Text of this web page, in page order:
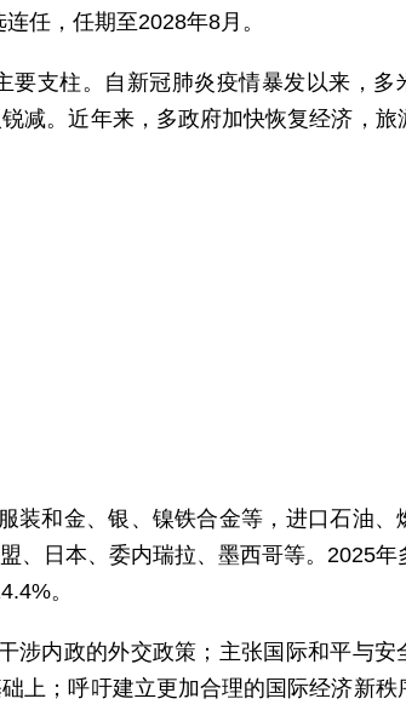
任，任期至2028年8月。
支柱。自新冠肺炎疫情暴发以来，多
减。近年来，多政府加快恢复经济，旅
装和金、银、镍铁合金等，进口石油、
、日本、委内瑞拉、墨西哥等。2025年
。
涉内政的外交政策；主张国际和平与安
上；呼吁建立更加合理的国际经济新秩